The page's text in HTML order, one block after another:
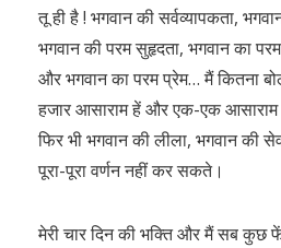
तू ही है ! भगवान की सर्वव्यापकता,
भगवान की परम सुहृदता, भगवान का
और भगवान का परम प्रेम… मैं कितना
हजार आसाराम हें और एक-एक आसाराम
फिर भी भगवान की लीला, भगवान की
पूरा-पूरा वर्णन नहीं कर सकते।
मेरी चार दिन की भक्ति और मैं सब